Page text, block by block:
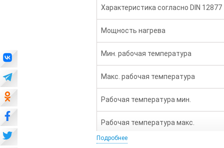
Характеристика согласно DIN 12877
Мощность нагрева
Мин. рабочая температура
Макс. рабочая температура
Рабочая температура мин.
Рабочая температура макс.
Индикатор температуры
Подробнее